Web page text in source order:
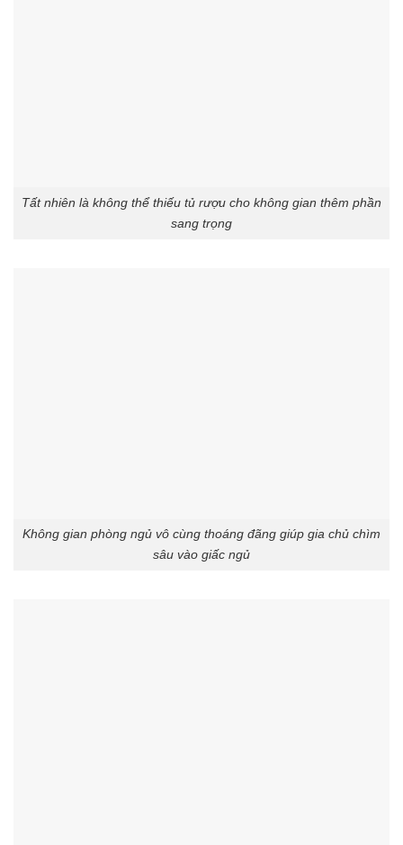
Tất nhiên là không thể thiếu tủ rượu cho không gian thêm phần
sang trọng
Không gian phòng ngủ vô cùng thoáng đãng giúp gia chủ chìm
sâu vào giấc ngủ